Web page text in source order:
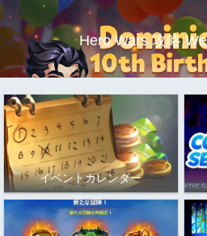
Hero Wars 攻略
イベントカレンダー